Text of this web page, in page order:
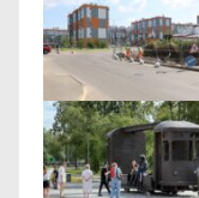
ц
и
я